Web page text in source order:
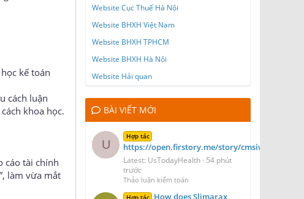
kế toán
cách luận
khoa học.
cáo tài chính
làm vừa mắt
Website Cục Thuế Hà Nội
Website BHXH Việt Nam
Website BHXH TPHCM
Website BHXH Hà Nội
Website Hải quan
BÀI VIẾT MỚI
U
Hợp tác
https://open.firstory.me/story/
Latest: UsTodayHealth 54 phút
trước
Thảo luận kiểm toán
Hợp tác How does Slimarax